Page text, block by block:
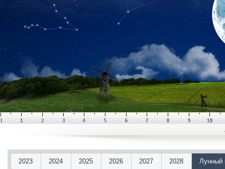
2023 2024 2025 2026 2027 2028 Лунный